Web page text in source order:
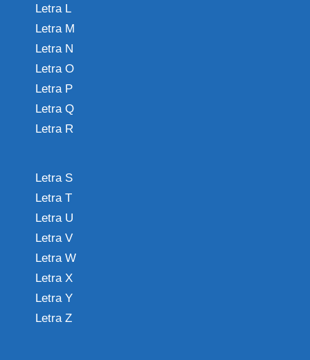
Letra L
Letra M
Letra N
Letra O
Letra P
Letra Q
Letra R
Letra S
Letra T
Letra U
Letra V
Letra W
Letra X
Letra Y
Letra Z